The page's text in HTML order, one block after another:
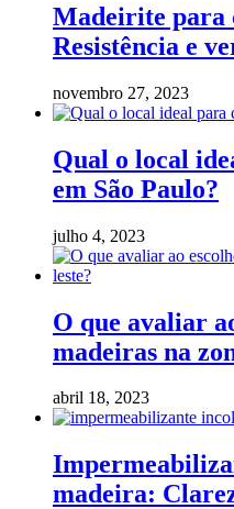
Madeirite para
Resistência e
novembro 27, 2023
Qual o local
em São Paulo?
julho 4, 2023
O que avaliar
madeiras na
abril 18, 2023
madeira: